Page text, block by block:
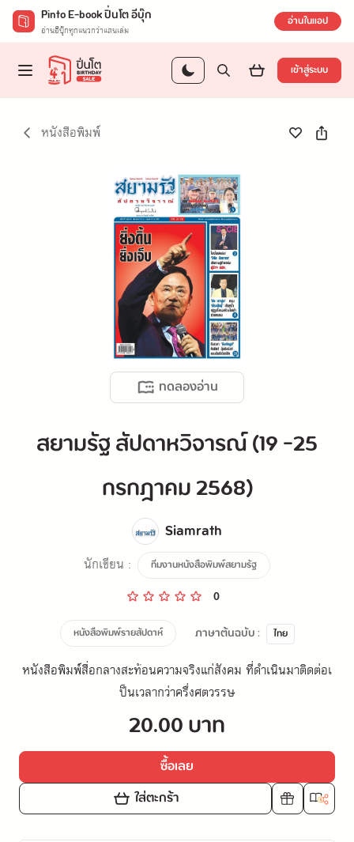
Pinto E-book ปิ่นโต อีบุ๊ก
อ่านอีบุ๊กทุกแนวกว่าแสนเล่ม อ่านในแอป
เข้าสู่ระบบ
หนังสือพิมพ์
ทดลองอ่าน
สยามรัฐ สัปดาหวิจารณ์ (19 -25
กรกฎาคม 2568)
Siamrath
นักเขียน : ทีมงานหนังสือพิมพ์สยามรัฐ
0
หนังสือพิมพ์รายสัปดาห์ ภาษาต้นฉบับ : ไทย
หนังสือพิมพ์สื่อกลางสะท้อนความจริงแก่สังคม ที่ดำเนินมาติดต่อเ
ป็นเวลากว่าครึ่งศตวรรษ
20.00 บาท
ซื้อเลย
ใส่ตะกร้า